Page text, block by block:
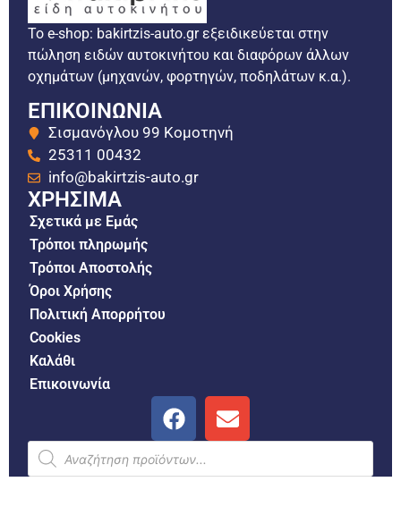
Το e-shop: bakirtzis-auto.gr εξειδικεύεται στην
πώληση ειδών αυτοκινήτου και διαφόρων άλλων
οχημάτων (μηχανών, φορτηγών, ποδηλάτων κ.α.).
ΕΠΙΚΟΙΝΩΝΙΑ
Σισμανόγλου 99 Κομοτηνή
25311 00432
info@bakirtzis-auto.gr
ΧΡΗΣΙΜΑ
Σχετικά με Εμάς
Τρόποι πληρωμής
Τρόποι Αποστολής
Όροι Χρήσης
Πολιτική Απορρήτου
Cookies
Καλάθι
Επικοινωνία